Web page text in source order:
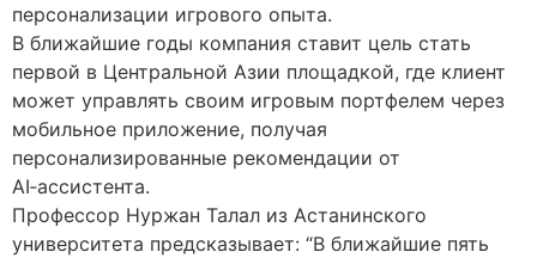
персонализации игрового опыта.
В ближайшие годы компания ставит цель стать
первой в Центральной Азии площадкой, где клиент
может управлять своим игровым портфелем через
мобильное приложение, получая
персонализированные рекомендации от
AI‑ассистента.
Профессор Нуржан Талал из Астанинского
университета предсказывает: “В ближайшие пять